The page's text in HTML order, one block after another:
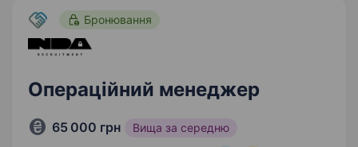
та формування культури постійних…
Бронювання
Операційний менеджер
65 000 грн Вища за середню